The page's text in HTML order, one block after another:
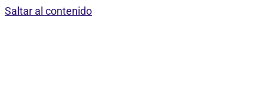
Saltar al contenido